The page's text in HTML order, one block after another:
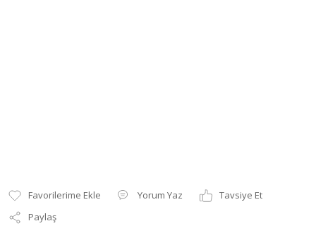
Yorum Yaz
Tavsiye Et
Paylaş